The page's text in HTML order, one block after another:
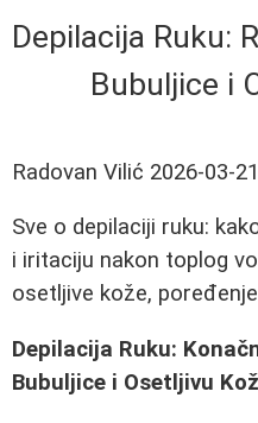
Depilacija Ruku:
Bubuljice i
Radovan Vilić 2026-03-21
Sve o depilaciji ruku:
i iritaciju nakon toplog
osetljive kože,
Depilacija Ruku:
Bubuljice i Osetljivu